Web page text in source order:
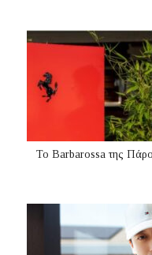
Το Barbarossa της